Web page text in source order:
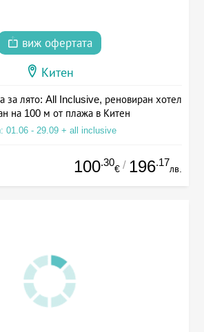
виж офертата
Китен
за лято: All Inclusive, реновиран хотел
на 100 м от плажа в Китен
01.06 - 29.09 + all inclusive
100.30
€ / 196.17
лв.